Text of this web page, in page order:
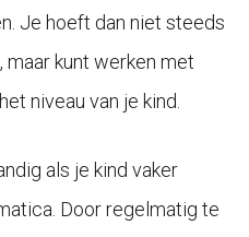
Je hoeft dan niet steeds
kunt werken met
niveau van je kind.
als je kind vaker
Door regelmatig te